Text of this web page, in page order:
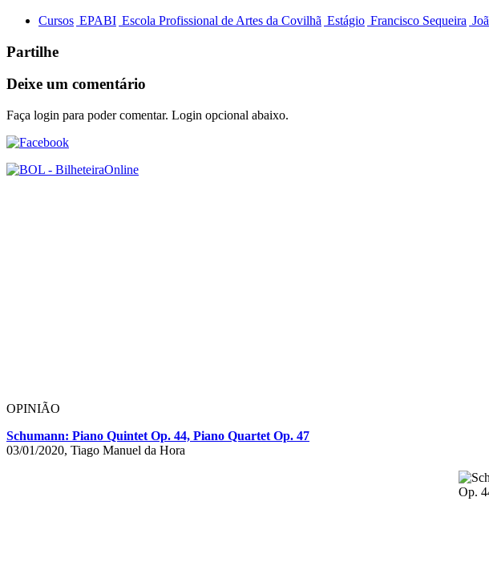
Cursos EPABI Escola Profissional de Artes da Covilhã Estágio Francisco Sequeira
Partilhe
Deixe um comentário
Faça login para poder comentar. Login opcional abaixo.
OPINIÃO
Schumann: Piano Quintet Op. 44, Piano Quartet Op. 47
03/01/2020, Tiago Manuel da Hora